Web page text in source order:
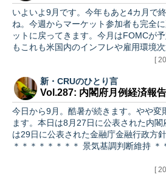
いよいよ9月です。今年もあと4カ月で
ね。今週からマーケット参加者も完全
ットに戻ってきます。今月はFOMCが
もこれも米国内のインフレや雇用環境次第。 というわけ
[
新・CRUのひとり言
Vol.287: 内閣府月例経済報告
今日から9月。酷暑が続きます。やや変
ます。本日は8月27日に公表された内
は29日に公表された金融庁金融行政方針を紹
＊＊＊＊＊＊＊＊ 景気基調判断維持 ＊
[